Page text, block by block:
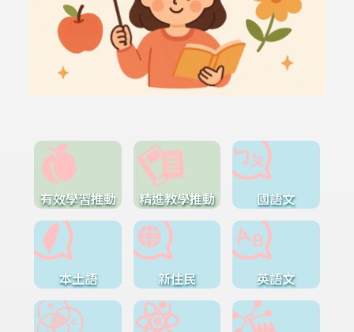
有效學習推動 精進教學推動 國語文
本土語 新住民 英語文